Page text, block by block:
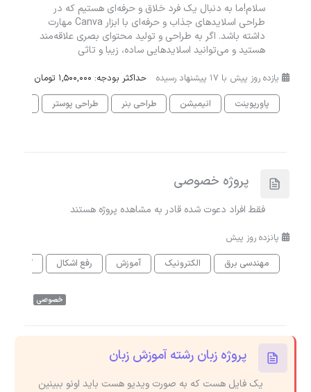
سلام!ما به دنبال یک فرد خلاق و حرفه‌ای هستیم که در
طراحی اسلایدهای جذاب و حرفه‌ای با ابزار Canva مهارت
داشته باشد. اگر به طراحی و تولید محتوای بصری علاقه‌مند
هستید و می‌توانید اسلایدهایی ساده، زیبا و تاثی
یازده روز پیش با 17 پیشنهاد رسیده
حداکثر بودجه: 1,500,000 تومان
پاورپوینت
انیمیشن طراحی بنر طراحی پوستر
پروژه خصوصی
فقط افراد دعوت شده قادر به مشاهده پروژه هستند
پانزده روز پیش
مهندسی برق
الکترونیک آموزش رفع اشکال کمک در
خصوصی
پروژه زبان رشته آموزش زبان
یک فایل هست که به صورت ویدیو هست باید اونو ببینین